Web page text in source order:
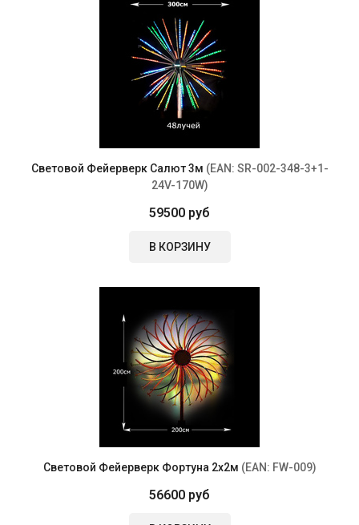
Световой Фейерверк Салют 3м (EAN: SR-002-348-3+1-
24V-170W)
59500 руб
В КОРЗИНУ
Световой Фейерверк Фортуна 2х2м (EAN: FW-009)
56600 руб